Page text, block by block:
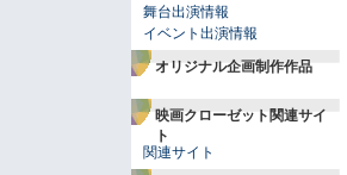
舞台出演情報
イベント出演情報
オリジナル企画制作作品
映画クローゼット関連サイ
ト
関連サイト